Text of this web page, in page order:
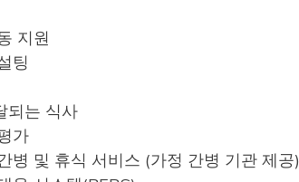
지원
팅
되는 식사
가
병 및 휴식 서비스 (가정 간병 기관 제공)